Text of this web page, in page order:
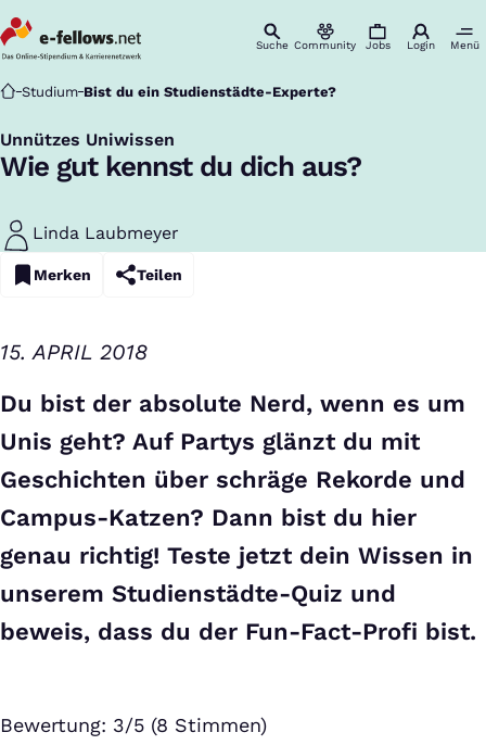
Suche Community Jobs Login Menü
Startseite
Studium Bist du ein Studienstädte-Experte?
Unnützes Uniwissen
:
Wie gut kennst du dich aus?
Linda Laubmeyer
Merken Teilen
15. APRIL 2018
Du bist der absolute Nerd, wenn es um
Unis geht? Auf Partys glänzt du mit
Geschichten über schräge Rekorde und
Campus-Katzen? Dann bist du hier
genau richtig! Teste jetzt dein Wissen in
unserem Studienstädte-Quiz und
beweis, dass du der Fun-Fact-Profi bist.
Bewertung: 3/5 (8 Stimmen)